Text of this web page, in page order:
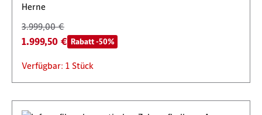
Herne
3.999,00 €
1.999,50 € Rabatt -50%
Verfügbar: 1 Stück